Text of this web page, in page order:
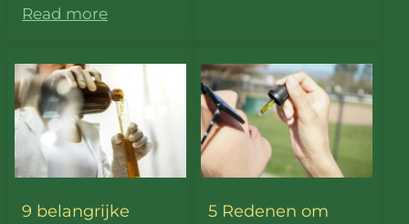
Read more
9 belangrijke
5 Redenen om